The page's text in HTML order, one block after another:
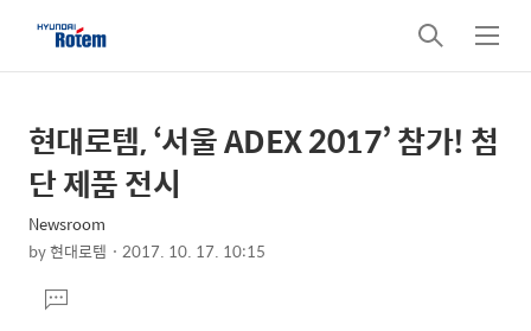
검
색
메
뉴
상
세
컨
텐
본
문
제
목
현대로템, ‘서울 ADEX 2017’ 참가! 첨
단 제품 전시
Newsroom
by현대로템 2017. 10. 17. 10:15
문댓
글